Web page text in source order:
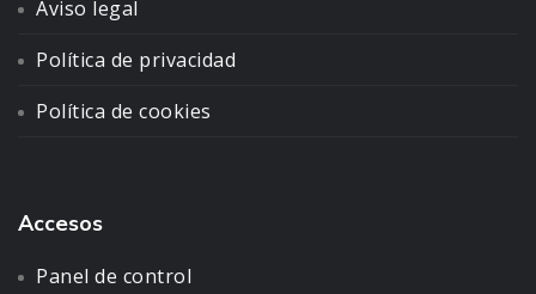
Aviso legal
Política de privacidad
Política de cookies
Accesos
Panel de control